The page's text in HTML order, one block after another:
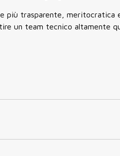
più trasparente, meritocratica
un team tecnico altamente